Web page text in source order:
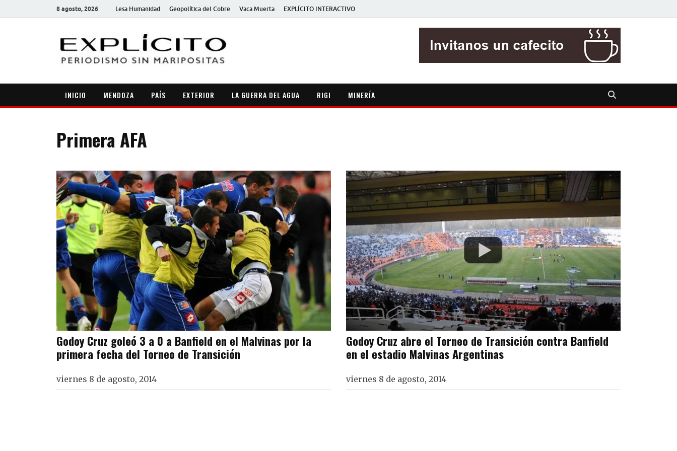
8 agosto, 2026 Lesa Humanidad Geopolítica del Cobre Vaca Muerta EXPLÍCITO INTERACTIVO
INICIO MENDOZA PAÍS EXTERIOR LA GUERRA DEL AGUA RIGI MINERÍA
Primera AFA
Godoy Cruz goleó 3 a 0 a Banfield en el Malvinas por la
primera fecha del Torneo de Transición
viernes 8 de agosto, 2014
Godoy Cruz abre el Torneo de Transición contra Banfield
en el estadio Malvinas Argentinas
viernes 8 de agosto, 2014